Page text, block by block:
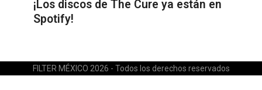
¡Los discos de The Cure ya están en
Spotify!
FILTER MÉXICO 2026 - Todos los derechos reservados